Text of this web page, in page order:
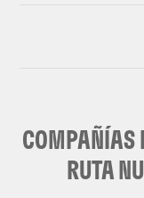
COMPAÑÍAS
RUTA